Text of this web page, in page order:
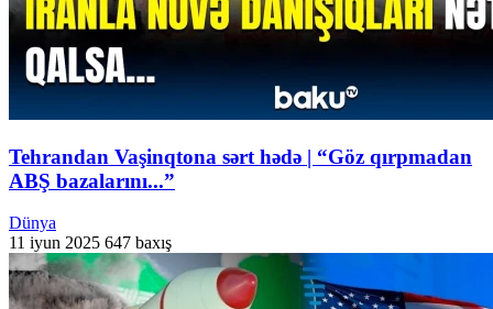
Tehrandan Vaşinqtona sərt hədə | “Göz qırpmadan
ABŞ bazalarını...”
Dünya
11 iyun 2025 647 baxış